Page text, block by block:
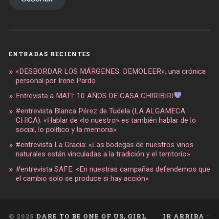
ENTRADAS RECIENTES
«DESBORDAR LOS MÁRGENES: DEMOLEER», una crónica
personal por Irene Pardo
Entrevista a MATI: 10 AÑOS DE CASA CHIRIBIRI
#entrevista Blanca Pérez de Tudela (LA ALGAMECA
CHICA): «Hablar de «lo nuestro» es también hablar de lo
social, lo político y la memoria»
#entrevista La Gracia: «Las bodegas de nuestros vinos
naturales están vinculadas a la tradición y el territorio»
#entrevista SAFE: «En nuestras campañas defendemos que
el cambio solo se produce si hay acción»
© 2026 DARE TO BE ONE OF US, GIRL IR ARRIBA ↑